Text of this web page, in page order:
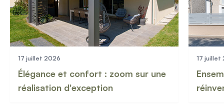
17 juillet 2026
Élégance et confort : zoom sur une
réalisation d'exception
17 juillet